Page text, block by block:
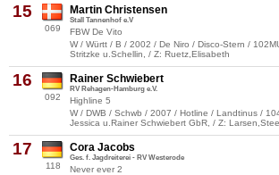
15
069
Martin Christensen
Stall Tannenhof e.V
FBW De Vito
W / Württ / B / 2002 / De Niro / Disco-Stern /
Stritzke u.Schellin, / Z: Ruetz,Elisabeth
16
092
Rainer Schwiebert
RV Rehagen-Hamburg e.V.
Highline 5
W / DWB / Schwb / 2007 / Hotline / Landtinus /
Jessica u.Rainer Schwiebert GbR, / Z:
17
118
Cora Jacobs
Ges. f. Jagdreiterei - RV Westerode
Never ever 2